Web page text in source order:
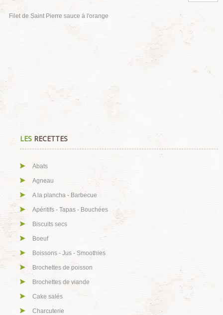
Filet de Saint Pierre sauce à l'orange
LES RECETTES
Abats
Agneau
A la plancha - Barbecue
Apéritifs - Tapas - Bouchées
Biscuits secs
Boeuf
Boissons - Jus - Smoothies
Brochettes de poisson
Brochettes de viande
Cake salés
Charcuterie